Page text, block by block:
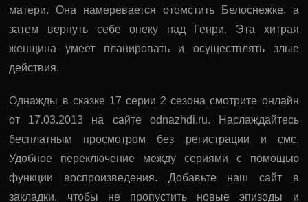
матери. Она намеревается отомстить Белоснежке, а
затем вернуть себе опеку над Генри. Эта хитрая
женщина умеет планировать и осуществлять злые
действия.
Однажды в сказке 17 серии 2 сезона смотрите онлайн
от 17.03.2013 на сайте odnazhdi.ru. Наслаждайтесь
бесплатным просмотром без регистрации и смс.
Удобное переключение между сериями с помощью
функции воспроизведения. Добавьте наш сайт в
закладки, чтобы не пропустить новые эпизоды и